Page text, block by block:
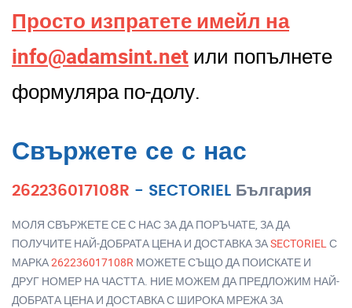
Просто изпратете имейл на
info@adamsint.net или попълнете
формуляра по-долу.
Свържете се с нас
262236017108R - SECTORIEL България
МОЛЯ СВЪРЖЕТЕ СЕ С НАС ЗА ДА ПОРЪЧАТЕ, ЗА ДА
ПОЛУЧИТЕ НАЙ-ДОБРАТА ЦЕНА И ДОСТАВКА ЗАSECTORIEL С
МАРКА262236017108R МОЖЕТЕ СЪЩО ДА ПОИСКАТЕ И
ДРУГ НОМЕР НА ЧАСТТА. НИЕ МОЖЕМ ДА ПРЕДЛОЖИМ НАЙ-
ДОБРАТА ЦЕНА И ДОСТАВКА С ШИРОКА МРЕЖА ЗА